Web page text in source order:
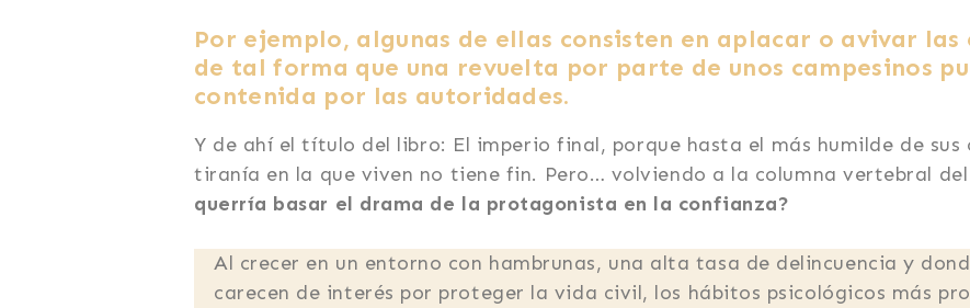
Por ejemplo, algunas de ellas consisten en aplacar o avivar las
de tal forma que una revuelta por parte de unos campesinos
contenida por las autoridades.
Y de ahí el título del libro: El imperio final, porque hasta el más humilde de sus
tiranía en la que viven no tiene fin. Pero… volviendo a la columna vertebral
querría basar el drama de la protagonista en la confianza?
Al crecer en un entorno con hambrunas, una alta tasa de delincuencia y
carecen de interés por proteger la vida civil, los hábitos psicológicos más